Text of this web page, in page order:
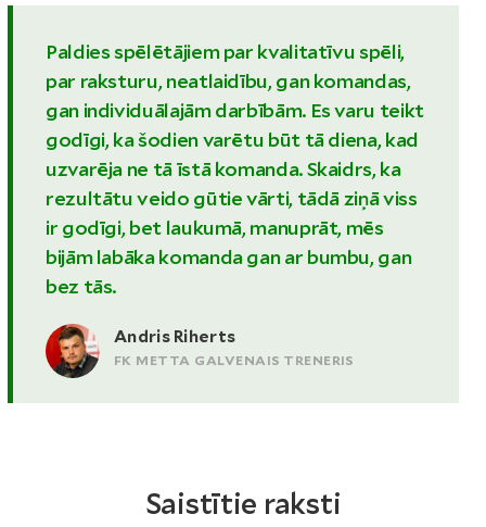
Paldies spēlētājiem par kvalitatīvu spēli,
par raksturu, neatlaidību, gan komandas,
gan individuālajām darbībām. Es varu teikt
godīgi, ka šodien varētu būt tā diena, kad
uzvarēja ne tā īstā komanda. Skaidrs, ka
rezultātu veido gūtie vārti, tādā ziņā viss
ir godīgi, bet laukumā, manuprāt, mēs
bijām labāka komanda gan ar bumbu, gan
bez tās.
Andris Riherts
FK METTA GALVENAIS TRENERIS
Saistītie raksti